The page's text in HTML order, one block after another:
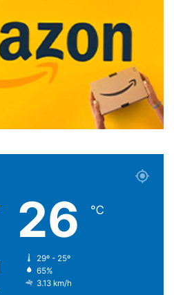
26 ℃
29º - 25º
65%
3.13 km/h